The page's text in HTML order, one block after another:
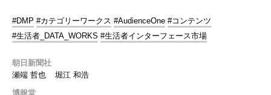
#DMP #カテゴリーワークス #AudienceOne #コンテンツ
#生活者_DATA_WORKS #生活者インターフェース市場
朝日新聞社
瀬端 哲也
堀江 和浩
博報堂